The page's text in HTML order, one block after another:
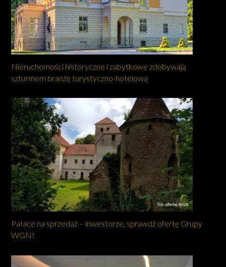
Nieruchomości historyczne i zabytkowe zdobywają
szturmem branżę turystyczno-hotelową
Pałace na sprzedaż – inwestorze, sprawdź ofertę Grupy
WGN!